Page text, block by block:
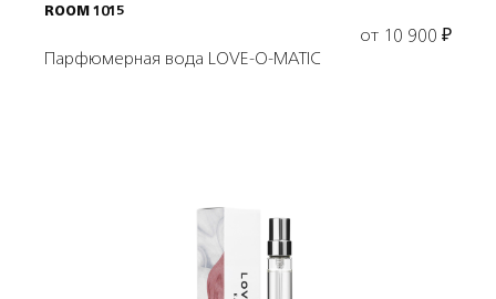
ROOM 1015
от 10 900 ₽
Парфюмерная вода LOVE-O-MATIC
Подробнее